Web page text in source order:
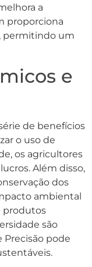
a
proporciona
permitindo um
e
de benefícios
o uso de
os agricultores
Além disso,
dos
ambiental
produtos
são
pode